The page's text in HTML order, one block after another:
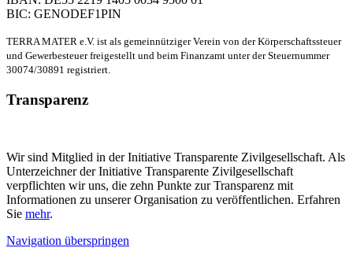
BIC: GENODEF1PIN
TERRA MATER e.V. ist als gemeinnütziger Verein von der Körperschaftssteuer
und Gewerbesteuer freigestellt und beim Finanzamt unter der Steuernummer
30074/30891 registriert.
Transparenz
Wir sind Mitglied in der Initiative Transparente Zivilgesellschaft. Als
Unterzeichner der Initiative Transparente Zivilgesellschaft
verpflichten wir uns, die zehn Punkte zur Transparenz mit
Informationen zu unserer Organisation zu veröffentlichen. Erfahren
Sie mehr.
Navigation überspringen